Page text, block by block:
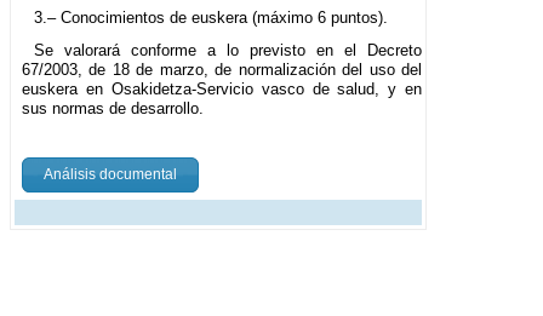
3.– Conocimientos de euskera (máximo 6 puntos).
Se valorará conforme a lo previsto en el Decreto
67/2003, de 18 de marzo, de normalización del uso del
euskera en Osakidetza-Servicio vasco de salud, y en
sus normas de desarrollo.
Análisis documental